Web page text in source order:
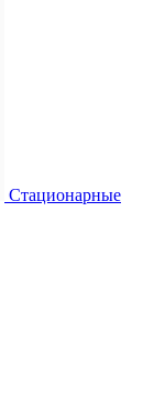
Стационарные